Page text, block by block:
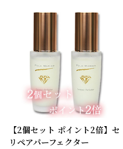
【2個セット ポイント2倍】セ
リペアパーフェクター